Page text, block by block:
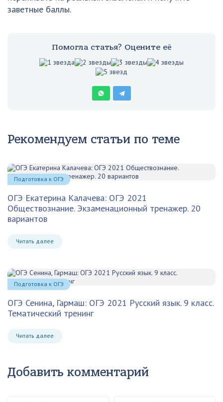
заветные баллы.
Помогла статья? Оцените её
Рекомендуем статьи по теме
ОГЭ Екатерина Калачева: ОГЭ 2021
Обществознание. Экзаменационный тренажер. 20
вариантов
Читать далее
Подготовка к ОГЭ
ОГЭ Сенина, Гармаш: ОГЭ 2021 Русский язык. 9 класс.
Тематический тренинг
Читать далее
Подготовка к ОГЭ
Добавить комментарий